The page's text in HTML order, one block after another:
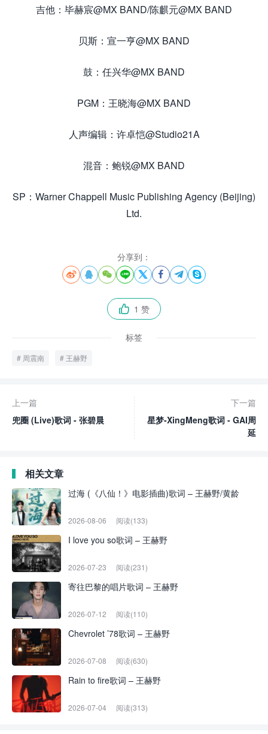
吉他：毕赫宸@MX BAND/陈麒元@MX BAND
贝斯：宣一亨@MX BAND
鼓：任兴华@MX BAND
PGM：王晓海@MX BAND
人声编辑：许卓恺@Studio21A
混音：鲍锐@MX BAND
SP：Warner Chappell Music Publishing Agency (Beijing)
Ltd.
分享到：
       
 1 赞
标签
周震南 王赫野
上一篇
兜圈 (Live)歌词 - 张碧晨
下一篇
星梦-XingMeng歌词 - GAI周
延
相关文章
过海 (《八仙！》电影插曲)歌词 – 王赫野/黄龄
2026-08-06 阅读(133)
I love you so歌词 – 王赫野
2026-07-23 阅读(231)
寄往巴黎的唱片歌词 – 王赫野
2026-07-12 阅读(110)
Chevrolet ’78歌词 – 王赫野
2026-07-08 阅读(630)
Rain to fire歌词 – 王赫野
2026-07-04 阅读(313)